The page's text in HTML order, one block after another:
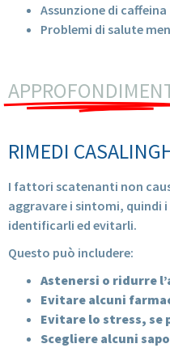
Assunzione di caffeina
Problemi di salute
RIMEDI
I fattori scatenanti non
aggravare i sintomi, quindi
identificarli ed evitarli.
Questo può includere:
Astenersi o ridurre
Evitare alcuni
Evitare lo stress, se
Scegliere alcuni